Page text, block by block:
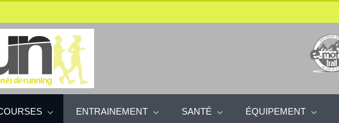
ENTRAINEMENT SANTÉ ÉQUIPEMENT